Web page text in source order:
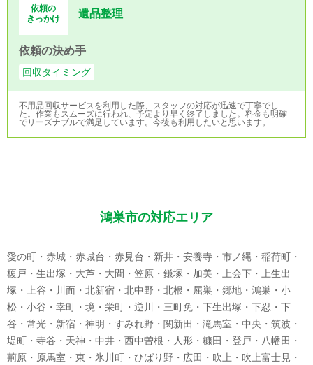
依頼の
きっかけ
遺品整理
依頼の決め手
回収タイミング
不用品回収サービスを利用した際、スタッフの対応が迅速で丁寧でし
た。作業もスムーズに行われ、予定より早く終了しました。料金も明確
でリーズナブルで満足しています。今後も利用したいと思います。
鴻巣市の対応エリア
愛の町・赤城・赤城台・赤見台・新井・安養寺・市ノ縄・稲荷町・
榎戸・生出塚・大芦・大間・笠原・鎌塚・加美・上会下・上生出
塚・上谷・川面・北新宿・北中野・北根・屈巣・郷地・鴻巣・小
松・小谷・幸町・境・栄町・逆川・三町免・下生出塚・下忍・下
谷・常光・新宿・神明・すみれ野・関新田・滝馬室・中央・筑波・
堤町・寺谷・天神・中井・西中曽根・人形・糠田・登戸・八幡田・
荊原・原馬室・東・氷川町・ひばり野・広田・吹上・吹上富士見・